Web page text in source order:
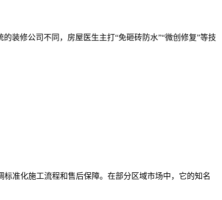
装修公司不同，房屋医生主打“免砸砖防水”“微创修复”等技
准化施工流程和售后保障。在部分区域市场中，它的知名